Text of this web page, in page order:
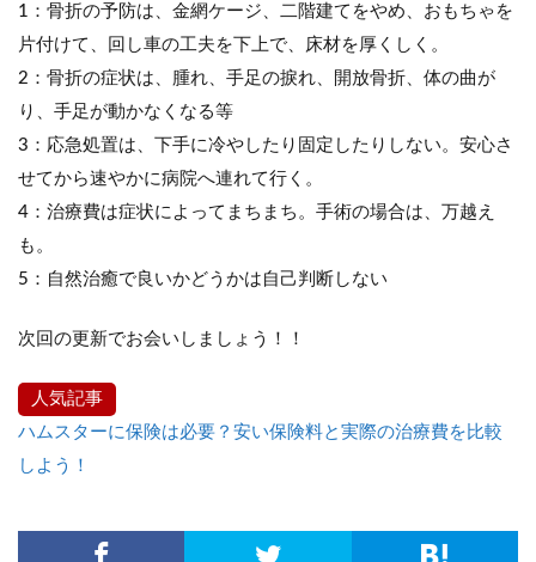
1：骨折の予防は、金網ケージ、二階建てをやめ、おもちゃを
片付けて、回し車の工夫を下上で、床材を厚くしく。
2：骨折の症状は、腫れ、手足の捩れ、開放骨折、体の曲が
り、手足が動かなくなる等
3：応急処置は、下手に冷やしたり固定したりしない。安心さ
せてから速やかに病院へ連れて行く。
4：治療費は症状によってまちまち。手術の場合は、万越え
も。
5：自然治癒で良いかどうかは自己判断しない
次回の更新でお会いしましょう！！
人気記事
ハムスターに保険は必要？安い保険料と実際の治療費を比較
しよう！